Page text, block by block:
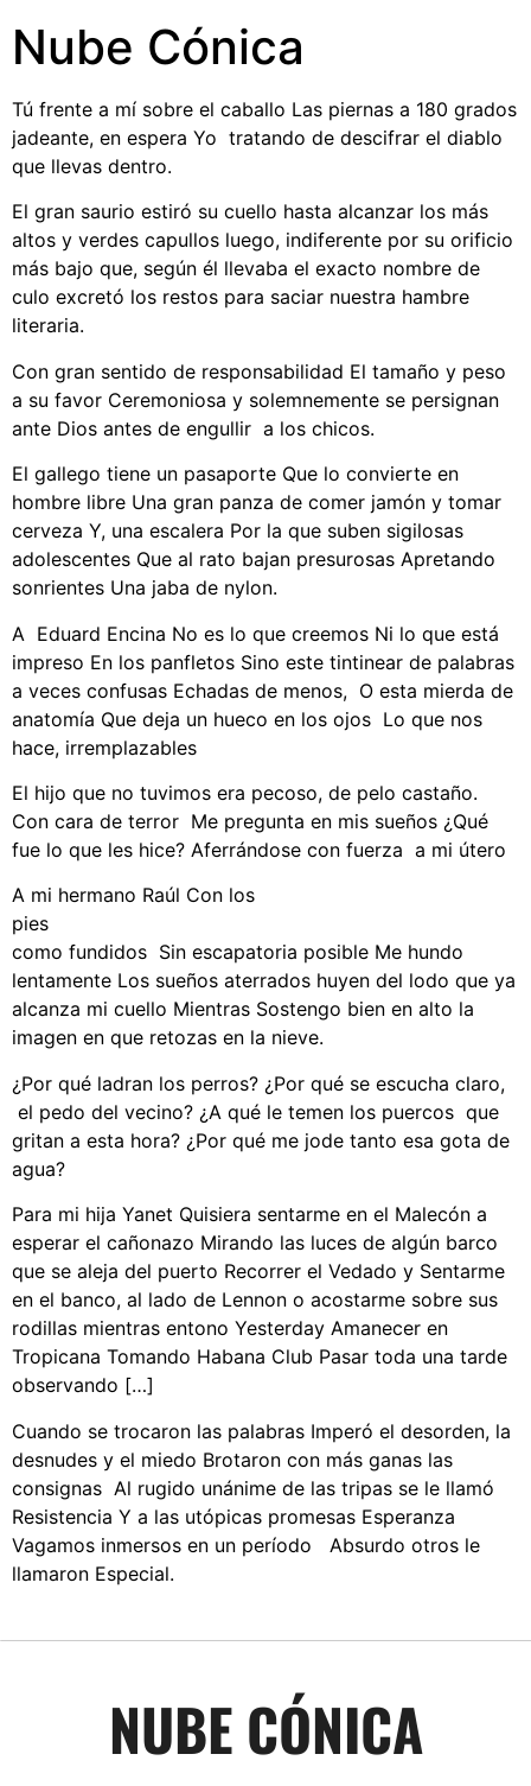
Nube Cónica
Tú frente a mí sobre el caballo Las piernas a 180 grados
jadeante, en espera Yo tratando de descifrar el diablo
que llevas dentro.
El gran saurio estiró su cuello hasta alcanzar los más
altos y verdes capullos luego, indiferente por su orificio
más bajo que, según él llevaba el exacto nombre de
culo excretó los restos para saciar nuestra hambre
literaria.
Con gran sentido de responsabilidad El tamaño y peso
a su favor Ceremoniosa y solemnemente se persignan
ante Dios antes de engullir a los chicos.
El gallego tiene un pasaporte Que lo convierte en
hombre libre Una gran panza de comer jamón y tomar
cerveza Y, una escalera Por la que suben sigilosas
adolescentes Que al rato bajan presurosas Apretando
sonrientes Una jaba de nylon.
A Eduard Encina No es lo que creemos Ni lo que está
impreso En los panfletos Sino este tintinear de palabras
a veces confusas Echadas de menos, O esta mierda de
anatomía Que deja un hueco en los ojos Lo que nos
hace, irremplazables
El hijo que no tuvimos era pecoso, de pelo castaño.
Con cara de terror Me pregunta en mis sueños ¿Qué
fue lo que les hice? Aferrándose con fuerza a mi útero
A mi hermano Raúl Con los
como fundidos Sin escapatoria posible Me hundo
lentamente Los sueños aterrados huyen del lodo que ya
alcanza mi cuello Mientras Sostengo bien en alto la
imagen en que retozas en la nieve.
¿Por qué ladran los perros? ¿Por qué se escucha claro,
el pedo del vecino? ¿A qué le temen los puercos que
gritan a esta hora? ¿Por qué me jode tanto esa gota de
agua?
Para mi hija Yanet Quisiera sentarme en el Malecón a
esperar el cañonazo Mirando las luces de algún barco
que se aleja del puerto Recorrer el Vedado y Sentarme
en el banco, al lado de Lennon o acostarme sobre sus
rodillas mientras entono Yesterday Amanecer en
Tropicana Tomando Habana Club Pasar toda una tarde
observando […]
Cuando se trocaron las palabras Imperó el desorden, la
desnudes y el miedo Brotaron con más ganas las
consignas Al rugido unánime de las tripas se le llamó
Resistencia Y a las utópicas promesas Esperanza
Vagamos inmersos en un período Absurdo otros le
llamaron Especial.
NUBE CÓNICA